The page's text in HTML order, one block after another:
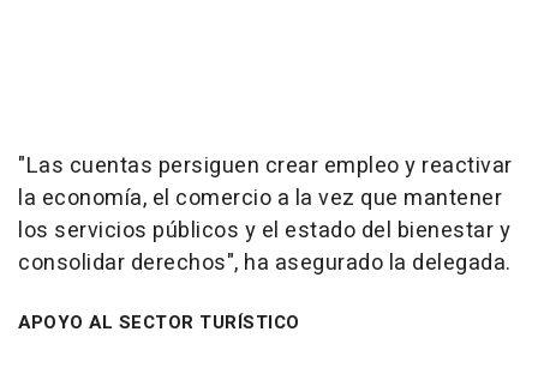
"Las cuentas persiguen crear empleo y reactivar
la economía, el comercio a la vez que mantener
los servicios públicos y el estado del bienestar y
consolidar derechos", ha asegurado la delegada.
APOYO AL SECTOR TURÍSTICO